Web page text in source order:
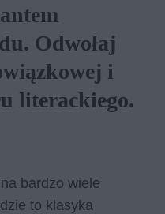
Odwołaj
i
literackiego.
bardzo wiele
to klasyka